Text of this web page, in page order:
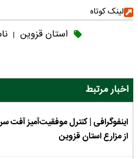
لینک کوتاه
استان قزوین |
اخبار مرتبط
از مزارع استان قزوین